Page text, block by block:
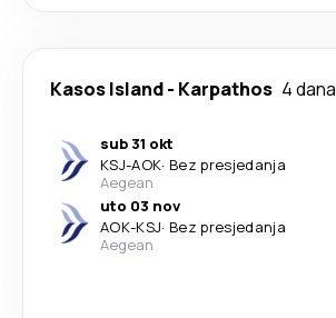
Kasos Island- Karpathos 4 dana
sub 31 okt
KSJ-AOK· Bez presjedanja
Aegean
uto 03 nov
AOK-KSJ· Bez presjedanja
Aegean